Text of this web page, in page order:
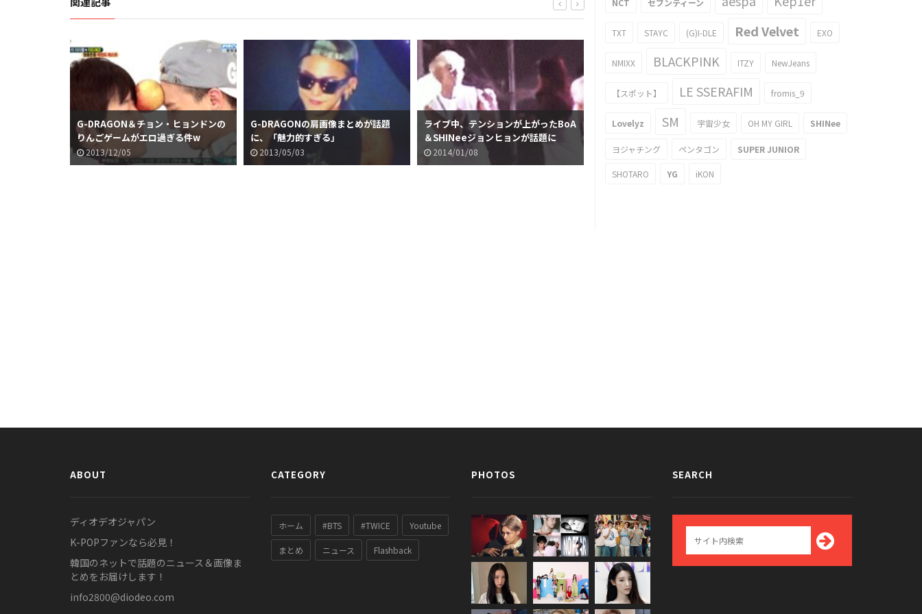
G-DRAGON＆チョン・ヒョンドンの
りんごゲームがエロ過ぎる件w
2013/12/05
G-DRAGONの肩画像まとめが話題
に、「魅力的すぎる」
2013/05/03
ライブ中、テンションが上がったBoA
＆SHINeeジョンヒョンが話題に
2014/01/08
BoA&ZE:Aシワンが出演するドラマの
2013/08/22
NCT セブンティーン
TXT STAYC (G)I-DLE Red Velvet EXO
NMIXX BLACKPINK ITZY NewJeans
【スポット】 LE SSERAFIM fromis_9
Lovelyz SM 宇宙少女 OH MY GIRL SHINee
ヨジャチング ペンタゴン SUPER JUNIOR
SHOTARO YG iKON
ABOUT
ディオデオジャパン
K-POPファンなら必見！
韓国のネットで話題のニュース＆画像ま
とめをお届けします！
info2800@diodeo.com
CATEGORY
ホーム #BTS #TWICE Youtube
まとめ ニュース Flashback
PHOTOS SEARCH